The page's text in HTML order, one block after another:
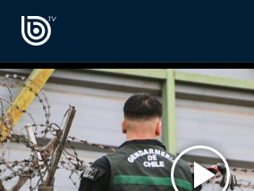
PROGRAMAS
Radiograma
Expreso Bío Bío
OPINIÓN
PODCAST RADIOGRAMA